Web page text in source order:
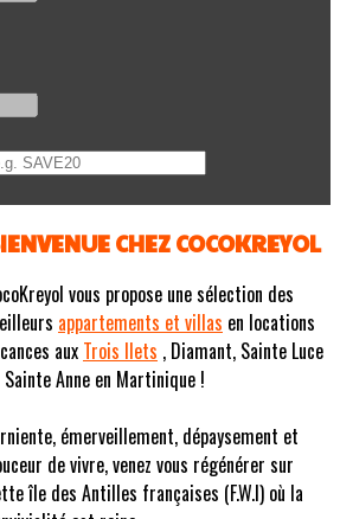
CHEZ COCOKREYOL
vous propose une sélection des
appartements et villas en locations
aux Trois Ilets , Diamant, Sainte Luce
Anne en Martinique !
émerveillement, dépaysement et
de vivre, venez vous régénérer sur
île des Antilles françaises (F.W.I) où la